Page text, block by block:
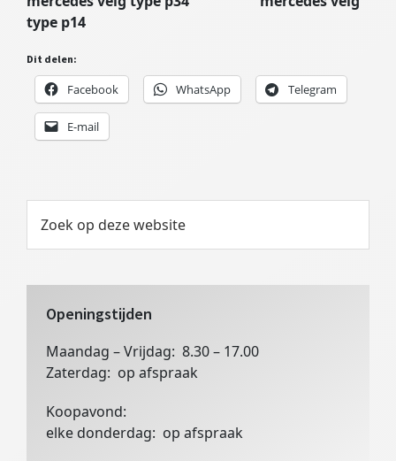
type p14
Dit delen:
Facebook WhatsApp Telegram
E-mail
Primaire
Sidebar
op
deze
Openingstijden
Maandag – Vrijdag: 8.30 – 17.00
Zaterdag: op afspraak
Koopavond:
elke donderdag: op afspraak